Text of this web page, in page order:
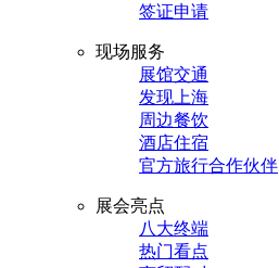
签证申请
现场服务
展馆交通
发现上海
周边餐饮
酒店住宿
官方旅行合作伙伴
展会亮点
八大终端
热门看点